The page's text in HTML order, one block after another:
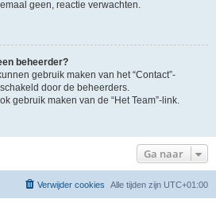
geen, reactie verwachten.
beheerder?
gebruik maken van het “Contact”-
door de beheerders.
gebruik maken van de “Het Team”-link.
Ga naar
Alle tijden zijn UTC+01:00
Verwijder cookies